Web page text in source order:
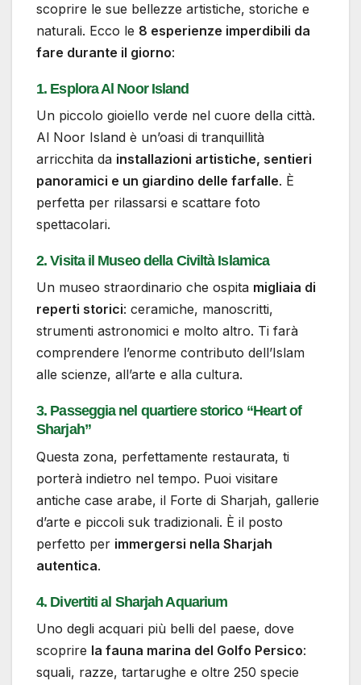
scoprire le sue bellezze artistiche, storiche e
naturali. Ecco le 8 esperienze imperdibili da
fare durante il giorno:
1. Esplora Al Noor Island
Un piccolo gioiello verde nel cuore della città.
Al Noor Island è un’oasi di tranquillità
arricchita da installazioni artistiche, sentieri
panoramici e un giardino delle farfalle. È
perfetta per rilassarsi e scattare foto
spettacolari.
2. Visita il Museo della Civiltà Islamica
Un museo straordinario che ospita migliaia di
reperti storici: ceramiche, manoscritti,
strumenti astronomici e molto altro. Ti farà
comprendere l’enorme contributo dell’Islam
alle scienze, all’arte e alla cultura.
3. Passeggia nel quartiere storico “Heart of
Sharjah”
Questa zona, perfettamente restaurata, ti
porterà indietro nel tempo. Puoi visitare
antiche case arabe, il Forte di Sharjah, gallerie
d’arte e piccoli suk tradizionali. È il posto
perfetto per immergersi nella Sharjah
autentica.
4. Divertiti al Sharjah Aquarium
Uno degli acquari più belli del paese, dove
scoprire la fauna marina del Golfo Persico:
squali, razze, tartarughe e oltre 250 specie